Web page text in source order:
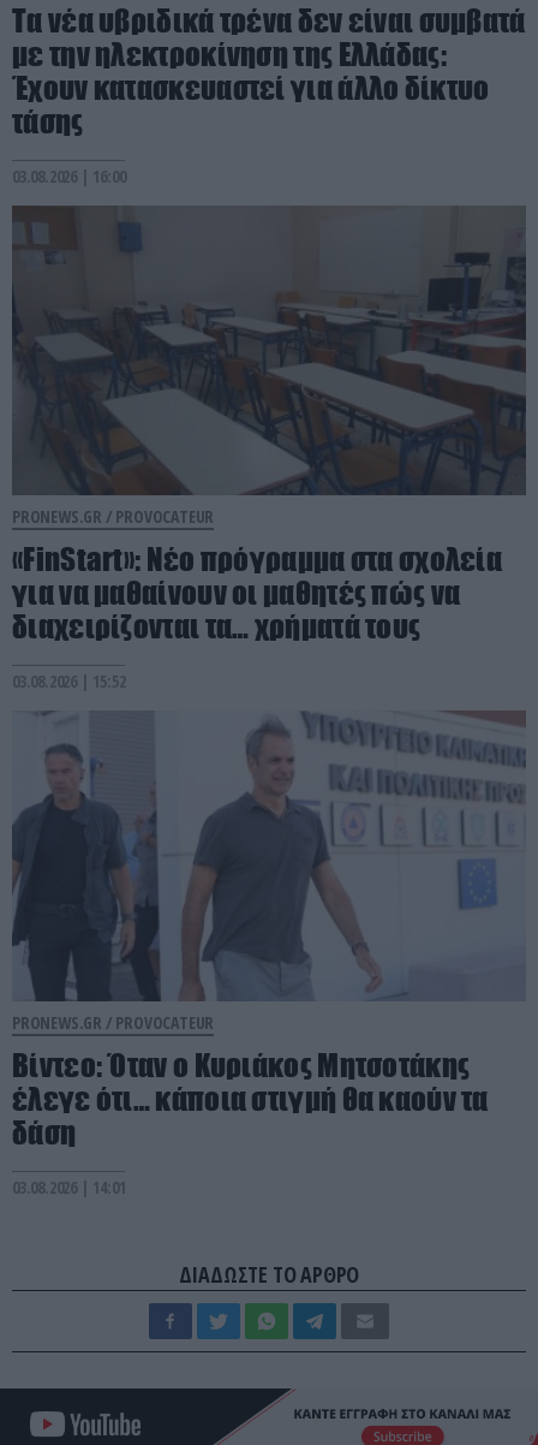
Τα νέα υβριδικά τρένα δεν είναι συμβατά
με την ηλεκτροκίνηση της Ελλάδας:
Έχουν κατασκευαστεί για άλλο δίκτυο
τάσης
03.08.2026 | 16:00
PRONEWS.GR / PROVOCATEUR
«FinStart»: Νέο πρόγραμμα στα σχολεία
για να μαθαίνουν οι μαθητές πώς να
διαχειρίζονται τα… χρήματά τους
03.08.2026 | 15:52
PRONEWS.GR / PROVOCATEUR
Βίντεο: Όταν ο Κυριάκος Μητσοτάκης
έλεγε ότι… κάποια στιγμή θα καούν τα
δάση
03.08.2026 | 14:01
ΔΙΑΔΩΣΤΕ ΤΟ ΑΡΘΡΟ